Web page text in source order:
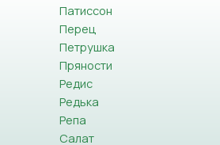
Патиссон
Перец
Петрушка
Пряности
Редис
Редька
Репа
Салат